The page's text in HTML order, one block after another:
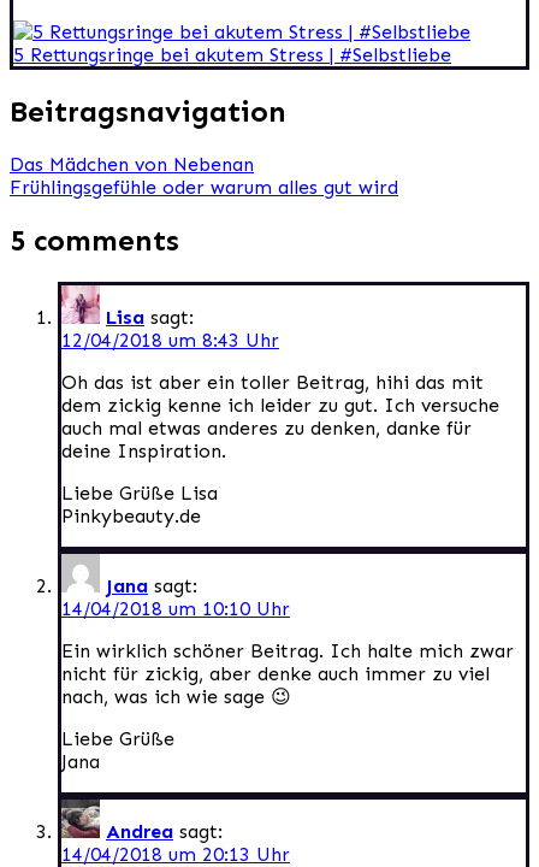
5 Rettungsringe bei akutem Stress | #Selbstliebe
Beitragsnavigation
Das Mädchen von Nebenan
Frühlingsgefühle oder warum alles gut wird
5 comments
Lisa sagt:
12/04/2018 um 8:43 Uhr
Oh das ist aber ein toller Beitrag, hihi das mit
dem zickig kenne ich leider zu gut. Ich versuche
auch mal etwas anderes zu denken, danke für
deine Inspiration.
Liebe Grüße Lisa
Pinkybeauty.de
Jana sagt:
14/04/2018 um 10:10 Uhr
Ein wirklich schöner Beitrag. Ich halte mich zwar
nicht für zickig, aber denke auch immer zu viel
nach, was ich wie sage 😉
Liebe Grüße
Jana
Andrea sagt:
14/04/2018 um 20:13 Uhr